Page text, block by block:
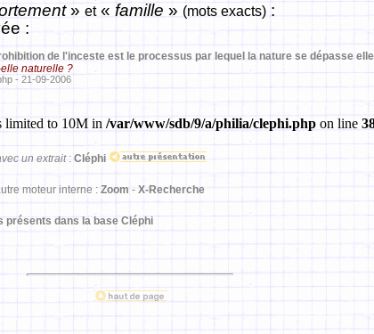
» et« famille » (mots exacts) :
:
de l'inceste est le processus par lequel la nature se dépasse
naturelle ?
- 21-09-2006
limited to 10M in /var/www/sdb/9/a/philia/clephi.php on line
un extrait: Cléphi
moteur interne : Zoom - X-Recherche
présents dans la base Cléphi